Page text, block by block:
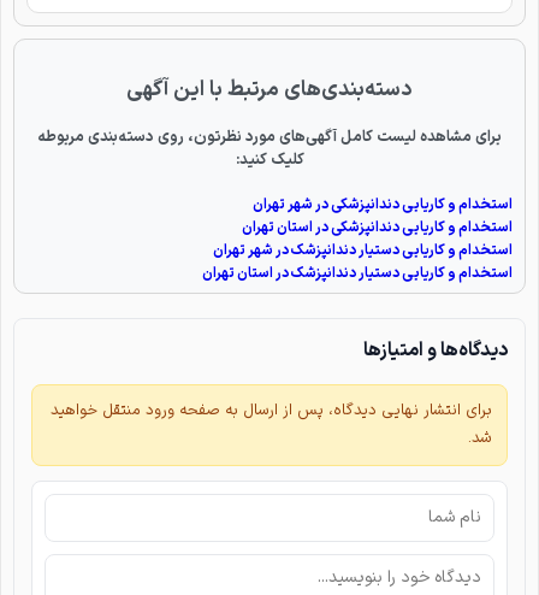
دسته‌بندی‌های مرتبط با این آگهی
برای مشاهده لیست کامل آگهی‌های مورد نظرتون، روی دسته‌بندی مربوطه
کلیک کنید:
استخدام و کاریابی دندانپزشکی در شهر تهران
استخدام و کاریابی دندانپزشکی در استان تهران
استخدام و کاریابی دستیار دندانپزشک در شهر تهران
استخدام و کاریابی دستیار دندانپزشک در استان تهران
دیدگاه‌ها و امتیازها
برای انتشار نهایی دیدگاه، پس از ارسال به صفحه ورود منتقل خواهید
شد.